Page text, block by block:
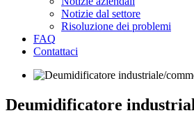
Notizie dal settore
Risoluzione dei problemi
FAQ
Contattaci
Deumidificatore